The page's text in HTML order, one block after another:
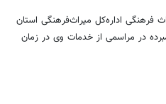
فرهنگی اداره‌کل میراث‌فرهنگی استان
در مراسمی از خدمات وی در زمان